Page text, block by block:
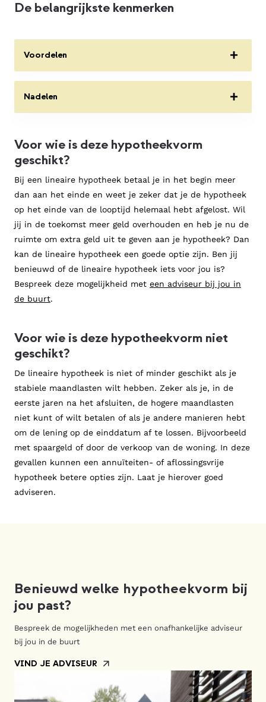
De belangrijkste kenmerken
Voordelen
het einde van de looptijd. Op de einddatum van
Je lost tijdens de looptijd van de hypotheek af.
looptijd en betaal je over de gehele looptijd
minder rente.
Jouw maandlasten dalen gedurende de looptijd.
Dit kan bijvoorbeeld gunstig zijn als je dan
bijvoorbeeld met pensioen gaat en minder
inkomen hebt.
De hypotheekrente kan aftrekbaar zijn voor de
inkomstenbelasting.
Nadelen
relatief hoog. Dit kan nadelig zijn als je
bijvoorbeeld verwacht in de eerste periode meer
uitgaven of minder inkomen te hebben.
Het fiscale voordeel van de hypotheekrenteaftrek
neemt gedurende de looptijd af.
Voor wie is deze hypotheekvorm
geschikt?
Bij een lineaire hypotheek betaal je in het begin meer
dan aan het einde en weet je zeker dat je de hypotheek
op het einde van de looptijd helemaal hebt afgelost. Wil
jij in de toekomst meer geld overhouden en heb je nu de
ruimte om extra geld uit te geven aan je hypotheek? Dan
kan de lineaire hypotheek een goede optie zijn. Ben jij
benieuwd of de lineaire hypotheek iets voor jou is?
Bespreek deze mogelijkheid met een adviseur bij jou in
de buurt.
Voor wie is deze hypotheekvorm niet
geschikt?
De lineaire hypotheek is niet of minder geschikt als je
stabiele maandlasten wilt hebben. Zeker als je, in de
eerste jaren na het afsluiten, de hogere maandlasten
niet kunt of wilt betalen of als je andere manieren hebt
om de lening op de einddatum af te lossen. Bijvoorbeeld
met spaargeld of door de verkoop van de woning. In deze
gevallen kunnen een annuïteiten- of aflossingsvrije
hypotheek betere opties zijn. Laat je hierover goed
adviseren.
Benieuwd welke hypotheekvorm bij
jou past?
Bespreek de mogelijkheden met een onafhankelijke adviseur
bij jou in de buurt
VIND JE ADVISEUR